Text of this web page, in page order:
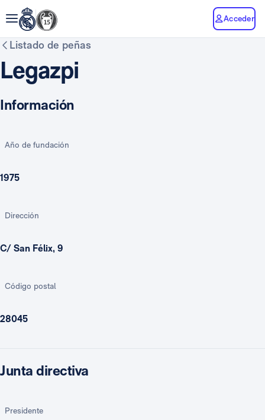
Acceder
Listado de peñas
Legazpi
Información
Año de fundación
1975
Dirección
C/ San Félix, 9
Código postal
28045
Junta directiva
Presidente